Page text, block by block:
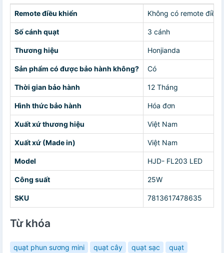
Remote điều khiển Không có remote điều
Số cánh quạt 3 cánh
Thương hiệu Honjianda
Sản phẩm có được bảo hành không? Có
Thời gian bảo hành 12 Tháng
Hình thức bảo hành Hóa đơn
Xuất xứ thương hiệu Việt Nam
Xuất xứ (Made in) Việt Nam
Model HJD- FL203 LED
Công suất 25W
SKU 7813617478635
Từ khóa
quạt phun sương mini quạt cây quạt sạc
quạt